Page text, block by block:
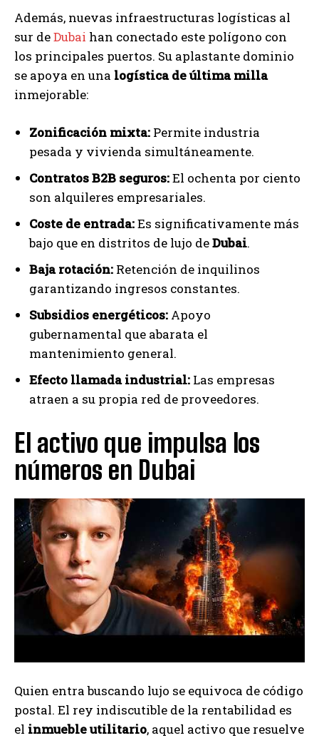
Además, nuevas infraestructuras logísticas al
sur deDubai han conectado este polígono con
los principales puertos. Su aplastante dominio
se apoya en una logística de última milla
inmejorable:
Zonificación mixta: Permite industria
pesada y vivienda simultáneamente.
Contratos B2B seguros:El ochenta por ciento
son alquileres empresariales.
Coste de entrada:Es significativamente más
bajo que en distritos de lujo deDubai.
Baja rotación: Retención de inquilinos
garantizando ingresos constantes.
Subsidios energéticos: Apoyo
gubernamental que abarata el
mantenimiento general.
Efecto llamada industrial: Las empresas
atraen a su propia red de proveedores.
El activo que impulsa los
números en Dubai
Quien entra buscando lujo se equivoca de código
postal. El rey indiscutible de la rentabilidad es
el inmueble utilitario, aquel activo que resuelve